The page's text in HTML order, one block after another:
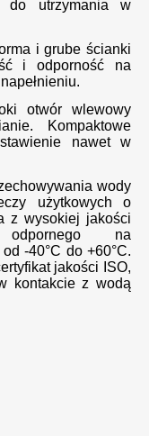
do utrzymania w
i grube ścianki
i odporność na
otwór wlewowy
Kompaktowe
nawet w
wody
użytkowych o
z wysokiej jakości
odpornego na
-40°C do +60°C.
jakości ISO,
kontakcie z wodą